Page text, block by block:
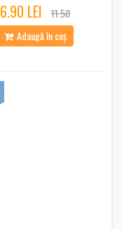
6.90 LEI 11.50
Adaugă în coș